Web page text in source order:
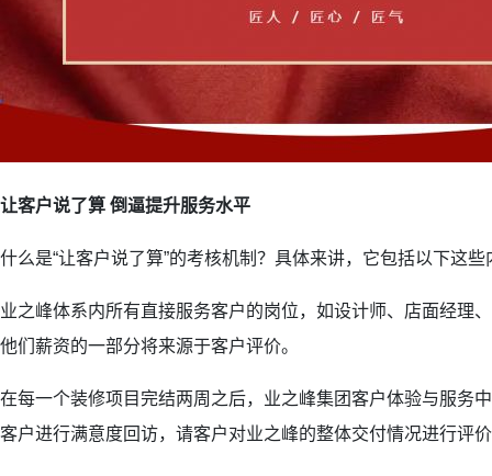
让客户说了算 倒逼提升服务水平
什么是“让客户说了算”的考核机制？具体来讲，它包括以下这些
业之峰体系内所有直接服务客户的岗位，如设计师、店面经理
他们薪资的一部分将来源于客户评价。
在每一个装修项目完结两周之后，业之峰集团客户体验与服务
客户进行满意度回访，请客户对业之峰的整体交付情况进行评